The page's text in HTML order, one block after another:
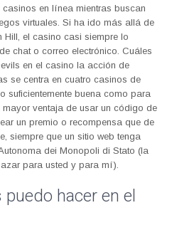
en línea mientras buscan
virtuales. Si ha ido más allá de
el casino casi siempre lo
chat o correo electrónico. Cuáles
en el casino la acción de
se centra en cuatro casinos de
suficientemente buena como para
ventaja de usar un código de
un premio o recompensa que de
siempre que un sitio web tenga
dei Monopoli di Stato (la
para usted y para mí).
hacer en el